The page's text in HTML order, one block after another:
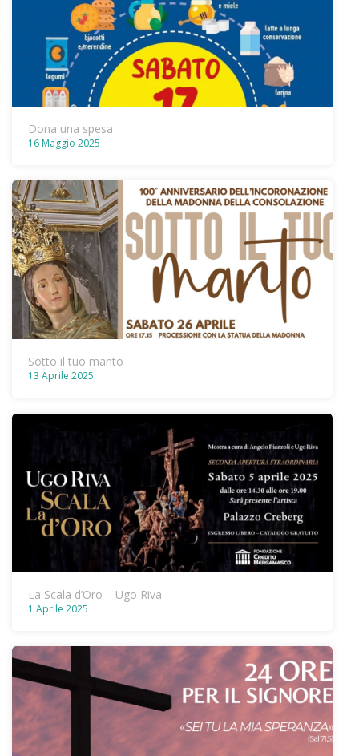
Dona una spesa
16 Maggio 2025
Sotto il tuo manto
13 Aprile 2025
La Scala d’Oro – Ugo Riva
1 Aprile 2025